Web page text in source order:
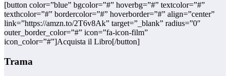
[button color=”blue” bgcolor=”#” hoverbg=”#” textcolor=”#”
texthcolor=”#” bordercolor=”#” hoverborder=”#” align=”center”
link=”https://amzn.to/2T6v8Ak” target=”_blank” radius=”0″
outer_border_color=”#” icon=”fa-icon-film”
icon_color=”#”]Acquista il Libro[/button]
Trama